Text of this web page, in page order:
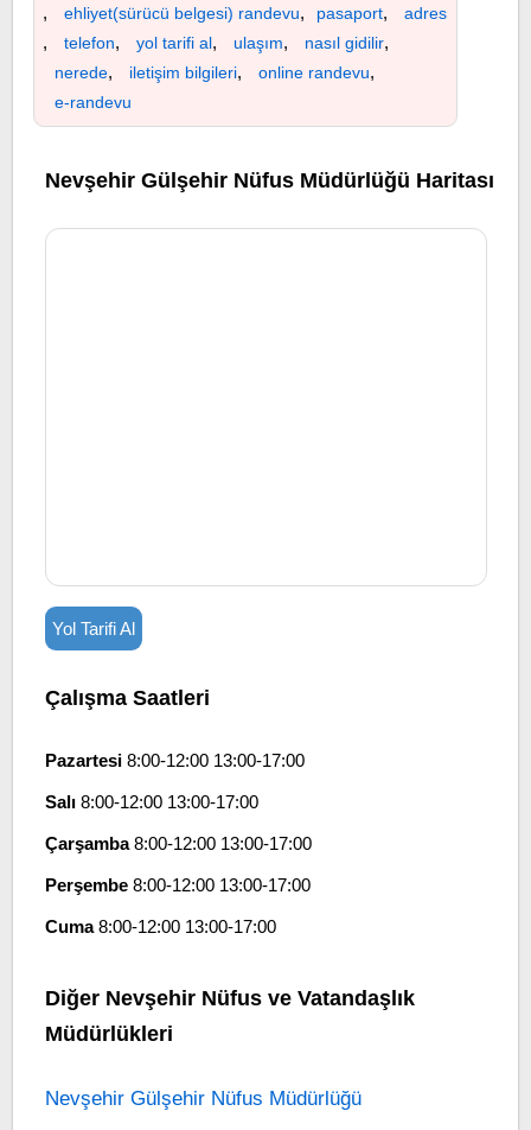
, ehliyet(sürücü belgesi) randevu, pasaport, adres
, telefon, yol tarifi al, ulaşım, nasıl gidilir,
nerede, iletişim bilgileri, online randevu,
e-randevu
Nevşehir Gülşehir Nüfus Müdürlüğü Haritası
Yol Tarifi Al
Çalışma Saatleri
Pazartesi8:00-12:00 13:00-17:00
Salı8:00-12:00 13:00-17:00
Çarşamba8:00-12:00 13:00-17:00
Perşembe8:00-12:00 13:00-17:00
Cuma8:00-12:00 13:00-17:00
Diğer Nevşehir Nüfus ve Vatandaşlık
Müdürlükleri
Nevşehir Gülşehir Nüfus Müdürlüğü